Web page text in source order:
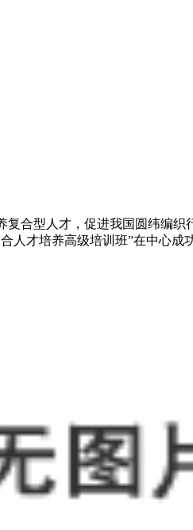
合型人才，促进我国圆纬编织
人才培养高级培训班”在中心成